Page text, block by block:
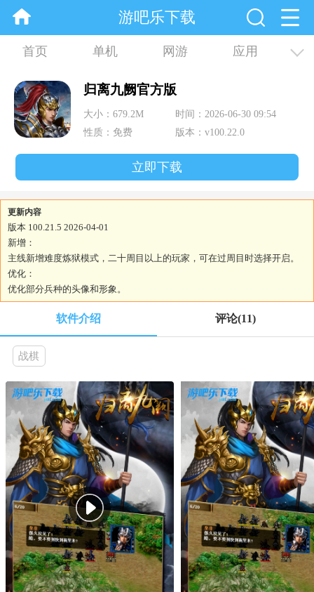
游吧乐下载
首页 单机 网游 应用
资讯 合集
归离九阙官方版
大小：679.2M
时间：2026-06-30 09:54
性质：免费
版本：v100.22.0
立即下载
更新内容
版本 100.21.5 2026-04-01
新增：
主线新增难度炼狱模式，二十周目以上的玩家，可在过周目时选择开启。
优化：
优化部分兵种的头像和形象。
软件介绍 评论(11)
战棋